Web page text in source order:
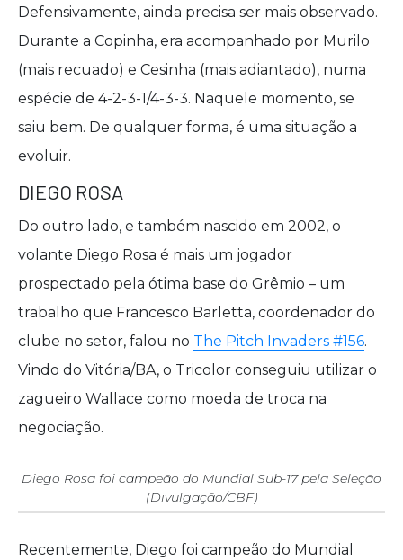
Defensivamente, ainda precisa ser mais observado.
Durante a Copinha, era acompanhado por Murilo
(mais recuado) e Cesinha (mais adiantado), numa
espécie de 4-2-3-1/4-3-3. Naquele momento, se
saiu bem. De qualquer forma, é uma situação a
evoluir.
DIEGO ROSA
Do outro lado, e também nascido em 2002, o
volante Diego Rosa é mais um jogador
prospectado pela ótima base do Grêmio – um
trabalho que Francesco Barletta, coordenador do
clube no setor, falou no The Pitch Invaders #156.
Vindo do Vitória/BA, o Tricolor conseguiu utilizar o
zagueiro Wallace como moeda de troca na
negociação.
Diego Rosa foi campeão do Mundial Sub-17 pela Seleção
(Divulgação/CBF)
Recentemente, Diego foi campeão do Mundial